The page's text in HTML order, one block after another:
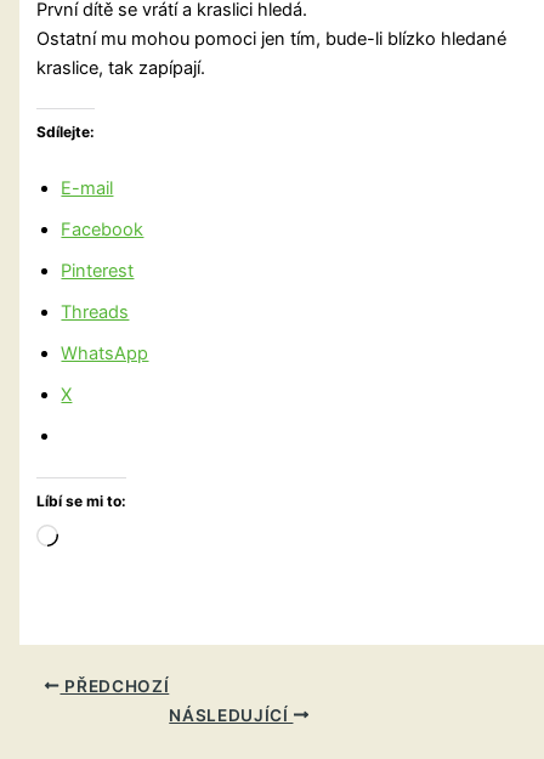
První dítě se vrátí a kraslici hledá.
Ostatní mu mohou pomoci jen tím, bude-li blízko hledané
kraslice, tak zapípají.
Sdílejte:
E-mail
Facebook
Pinterest
Threads
WhatsApp
X
Líbí se mi to:
Načítání…
PŘEDCHOZÍ
NÁSLEDUJÍCÍ